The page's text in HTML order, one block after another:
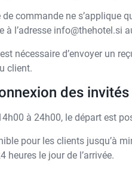
commande ne s’applique
à l’adresse info@thehotel.si
nécessaire d’envoyer un
client.
des invités
à 24h00, le départ est
pour les clients jusqu’à
heures le jour de l’arrivée.